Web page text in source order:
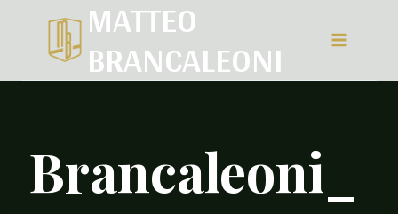
MATTEO
BRANCALEONI
Brancaleoni_